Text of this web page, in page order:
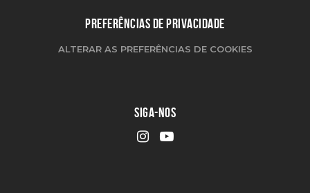
PREFERÊNCIAS DE PRIVACIDADE
ALTERAR AS PREFERÊNCIAS DE COOKIES
SIGA-NOS